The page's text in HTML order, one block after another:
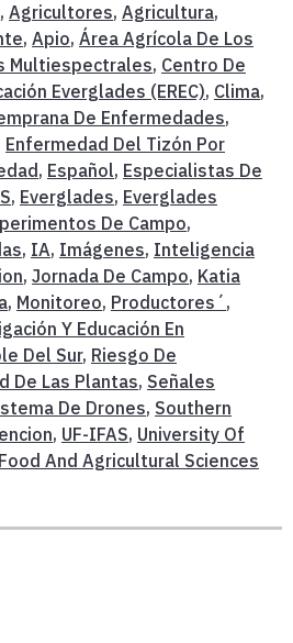
, Agricultores, Agricultura,
, Apio, Área Agrícola De Los
Multiespectrales, Centro De
Everglades (EREC), Clima,
De Enfermedades,
Enfermedad Del Tizón Por
, Español, Especialistas De
, Everglades, Everglades
De Campo,
, IA, Imágenes, Inteligencia
, Jornada De Campo, Katia
, Monitoreo, Productores´ ,
Y Educación En
Del Sur, Riesgo De
De Las Plantas, Señales
De Drones, Southern
, UF-IFAS, University Of
And Agricultural Sciences